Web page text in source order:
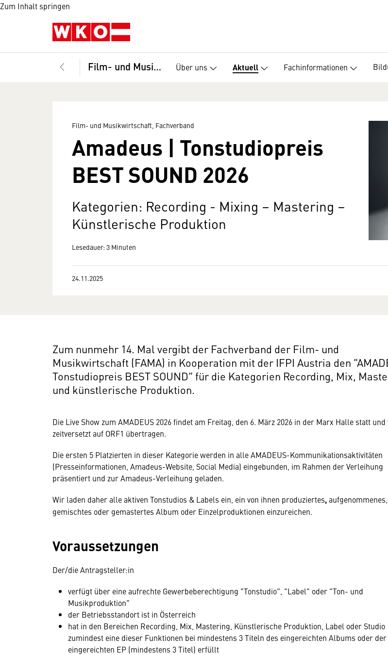
Zum Inhalt springen
Film- und Musikwirtschaft, Fachverband Über uns Aktuell Fachinformationen
Film- und Musikwirtschaft, Fachverband
Amadeus | Tonstudiopreis
BEST SOUND 2026
Kategorien: Recording - Mixing – Mastering –
Künstlerische Produktion
Lesedauer: 3 Minuten
24.11.2025
Zum nunmehr 14. Mal vergibt der Fachverband der Film- und
Musikwirtschaft (FAMA) in Kooperation mit der IFPI Austria den
Tonstudiopreis BEST SOUND" für die Kategorien Recording, Mix,
und künstlerische Produktion.
Die Live Show zum AMADEUS 2026 findet am Freitag, den 6. März 2026 in der Marx Halle statt
zeitversetzt auf ORF1 übertragen.
Die ersten 5 Platzierten in dieser Kategorie werden in alle AMADEUS-Kommunikationsaktivitäten
(Presseinformationen, Amadeus-Website, Social Media) eingebunden, im Rahmen der Verleihung
präsentiert und zur Amadeus-Verleihung geladen.
Wir laden daher alle aktiven Tonstudios & Labels ein, ein von ihnen produziertes,aufgenommenes,
gemischtes oder gemastertes Album oder Einzelproduktionen einzureichen.
Voraussetzungen
Der/die Antragsteller:in
verfügt über eine aufrechte Gewerbeberechtigung "Tonstudio", "Label" oder "Ton- und
Musikproduktion"
der Betriebsstandort ist in Österreich
hat in den Bereichen Recording, Mix, Mastering, Künstlerische Produktion, Label oder Studio
zumindest eine dieser Funktionen bei mindestens 3 Titeln des eingereichten Albums oder der
eingereichten EP (mindestens 3 Titel) erfüllt